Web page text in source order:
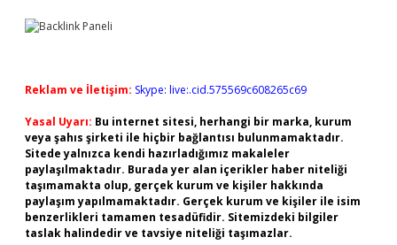
Reklam ve İletişim: Skype: live:.cid.575569c608265c69
Yasal Uyarı: Bu internet sitesi, herhangi bir marka, kurum
veya şahıs şirketi ile hiçbir bağlantısı bulunmamaktadır.
Sitede yalnızca kendi hazırladığımız makaleler
paylaşılmaktadır. Burada yer alan içerikler haber niteliği
taşımamakta olup, gerçek kurum ve kişiler hakkında
paylaşım yapılmamaktadır. Gerçek kurum ve kişiler ile isim
benzerlikleri tamamen tesadüfidir. Sitemizdeki bilgiler
taslak halindedir ve tavsiye niteliği taşımazlar.